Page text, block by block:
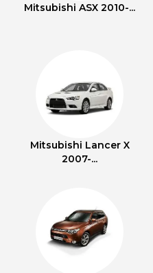
Mitsubishi ASX 2010-...
Mitsubishi Lancer X
2007-...